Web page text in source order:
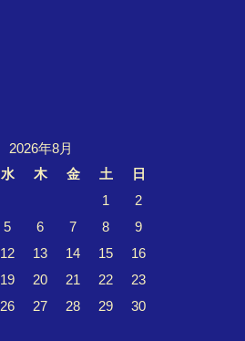
2026年8月
水 木 金 土
日
1
2
5 6 7 8
9
12 13 14 15
16
19 20 21 22
23
26 27 28 29
30